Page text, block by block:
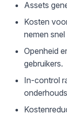
Assets
Kosten
nemen snel
Openheid
gebruikers.
In-control